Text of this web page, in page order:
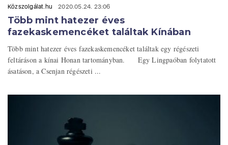
Közszolgálat.hu 2020.05.24. 23:06
Több mint hatezer éves
fazekaskemencéket találtak Kínában
Több mint hatezer éves fazekaskemencéket találtak egy régészeti
feltáráson a kínai Honan tartományban. Egy Lingpaóban folytatott
ásatáson, a Csenjan régészeti ...